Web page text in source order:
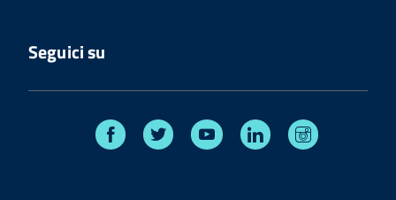
Seguici su
Facebook Twitter Youtube Linkedin